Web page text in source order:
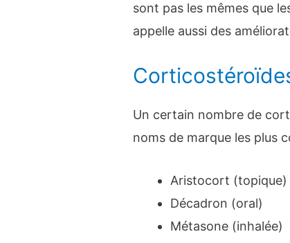
sont pas les mêmes que
appelle aussi des
Un certain nombre de
noms de marque les plus
Aristocort (topique)
Décadron (oral)
Métasone (inhalée)